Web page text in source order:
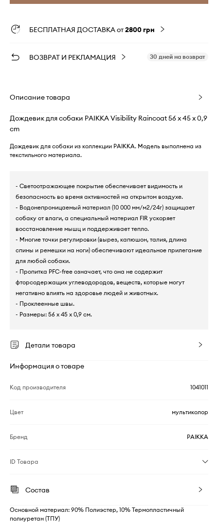
БЕСПЛАТНАЯ ДОСТАВКА от2800 грн
ВОЗВРАТ И РЕКЛАМАЦИЯ 30 дней на возврат
Описание товара
Дождевик для собаки PAIKKA Visibility Raincoat 56 x 45 x 0,9
cm
Дождевик для собаки из коллекции PAIKKA. Модель выполнена из
текстильного материала.
- Светоотражающее покрытие обеспечивает видимость и
безопасность во время активностей на открытом воздухе.
- Водонепроницаемый материал (10 000 мм/м2/24г) защищает
собаку от влаги, а специальный материал FIR ускоряет
восстановление мышц и поддерживает тепло.
- Многие точки регулировки (вырез, капюшон, талия, длина
спины и ремешки на ноги) обеспечивают идеальное прилегание
для любой собаки.
- Пропитка PFC-free означает, что она не содержит
фторсодержащих углеводородов, веществ, которые могут
негативно влиять на здоровье людей и животных.
- Проклеенные швы.
- Размеры: 56 x 45 x 0,9 см.
Детали товара
Информация о товаре
Код производителя 1041011
Цвет мультиколор
Бренд PAIKKA
ID Товара
Состав
Основной материал: 90% Полиэстер, 10% Термопластичный
полиуретан (ТПУ)